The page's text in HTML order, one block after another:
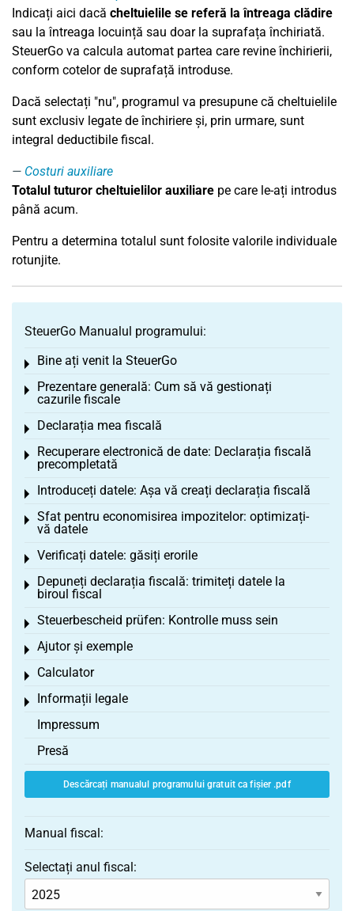
Indicați aici dacă cheltuielile se referă la întreaga clădire
sau la întreaga locuință sau doar la suprafața închiriată.
SteuerGo va calcula automat partea care revine închirierii,
conform cotelor de suprafață introduse.
Dacă selectați "nu", programul va presupune că cheltuielile
sunt exclusiv legate de închiriere și, prin urmare, sunt
integral deductibile fiscal.
Costuri auxiliare
Totalul tuturor cheltuielilor auxiliare pe care le-ați introdus
până acum.
Pentru a determina totalul sunt folosite valorile individuale
rotunjite.
SteuerGo Manualul programului:
Bine ați venit la SteuerGo
Toggle menu
Prezentare generală: Cum să vă gestionați
cazurile fiscale
Toggle menu
Declarația mea fiscală
Toggle menu
Recuperare electronică de date: Declarația fiscală
precompletată
Toggle menu
Introduceți datele: Așa vă creați declarația fiscală
Toggle menu
Sfat pentru economisirea impozitelor: optimizați-
vă datele
Toggle menu
Verificați datele: găsiți erorile
Toggle menu
Depuneți declarația fiscală: trimiteți datele la
biroul fiscal
Toggle menu
Steuerbescheid prüfen: Kontrolle muss sein
Toggle menu
Ajutor și exemple
Toggle menu
Calculator
Toggle menu
Informații legale
Toggle menu
Impressum
Presă
Descărcați manualul programului gratuit ca fișier .pdf
Manual fiscal:
Selectați anul fiscal: